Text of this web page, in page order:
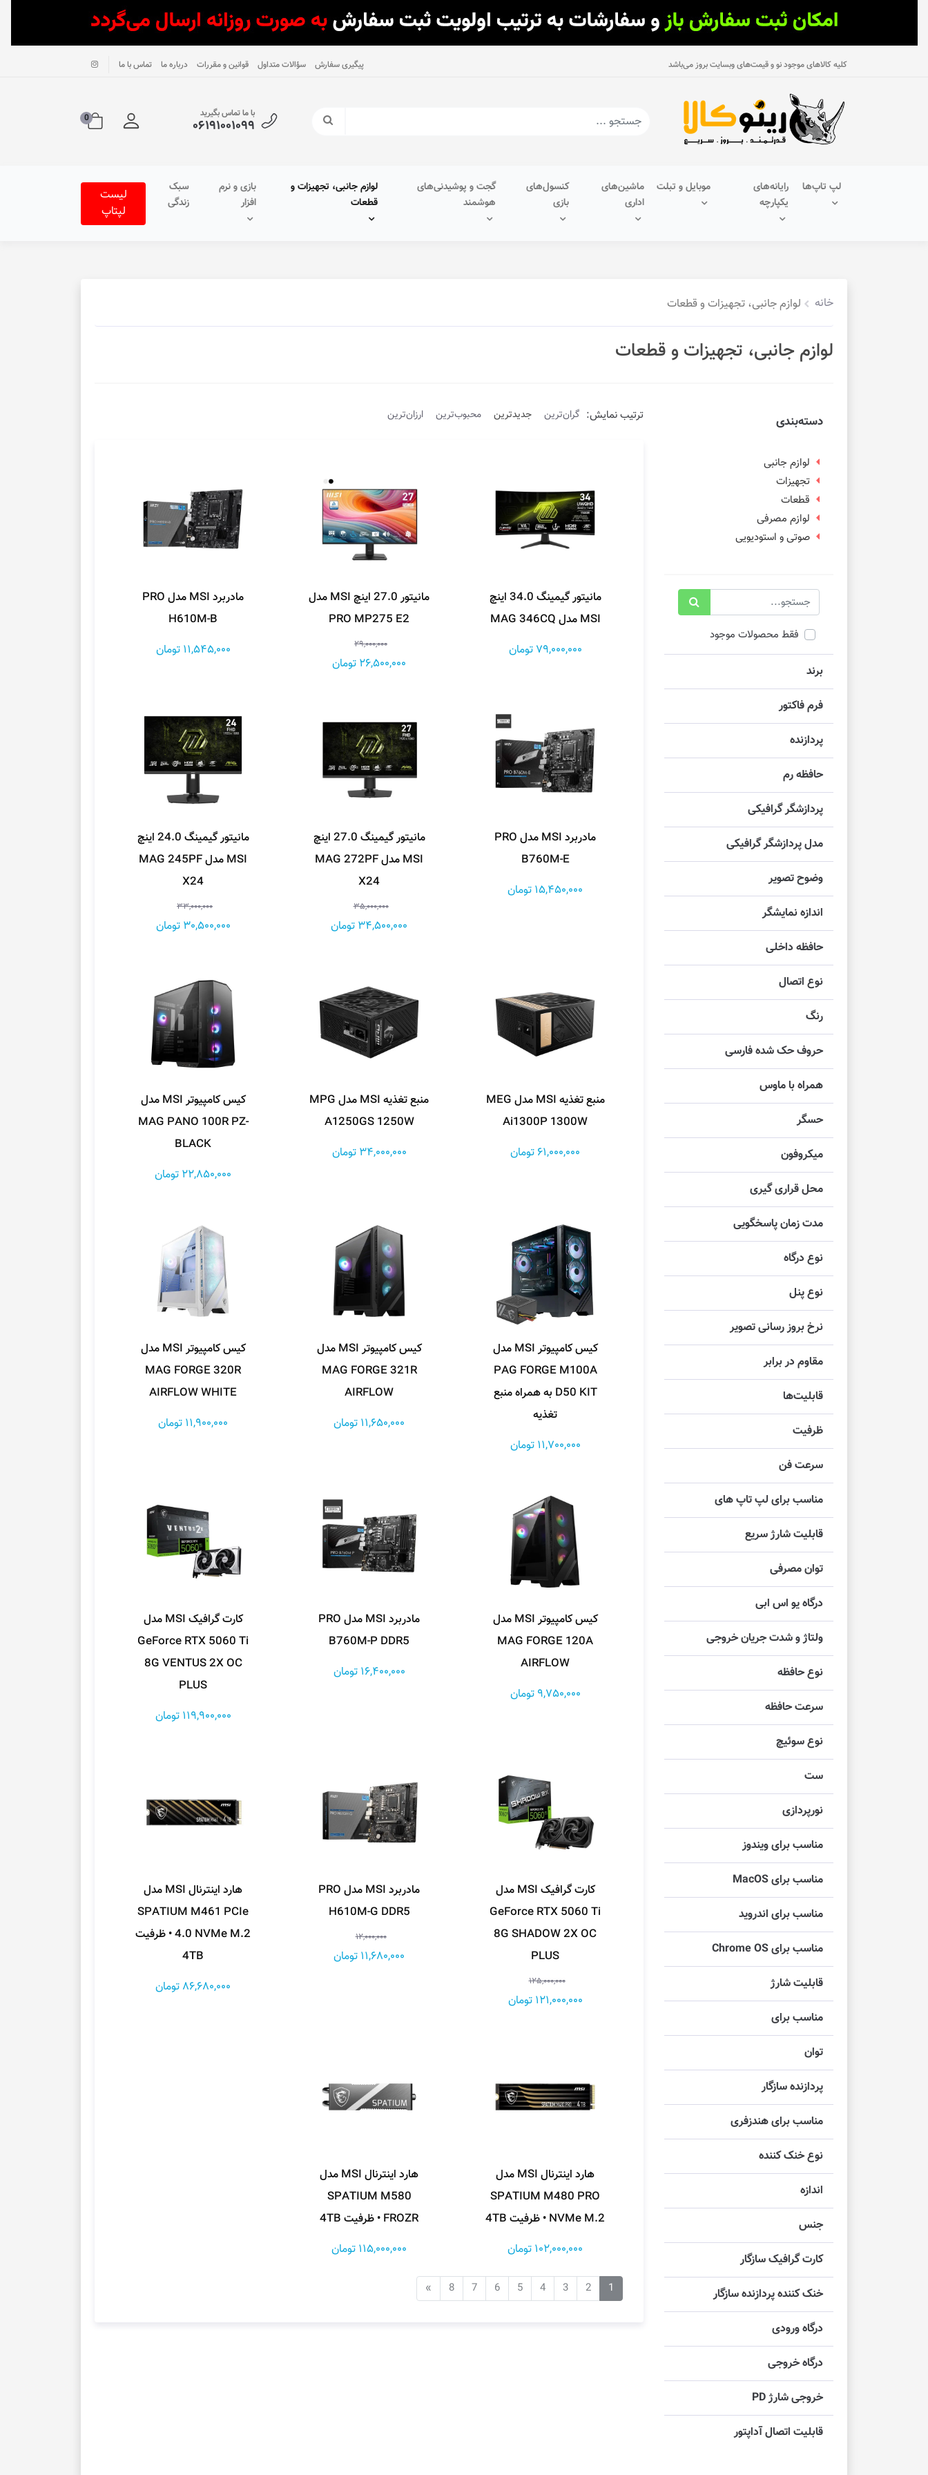
کلیه کالاهای موجود نو و قیمت‌های وبسایت بروز می‌باشد پیگیری سفارش سؤالات متداول قوانین و مقررات درباره ما تماس با ما
با ما تماس بگیرید
۰۶۱۹۱۰۰۱۰۹۹ 0
لپ تاپ‌ها
رایانه‌های
یکپارچه
موبایل و تبلت
ماشین‌های
اداری
کنسول‌های
بازی
گجت و پوشیدنی‌های
هوشمند
لوازم جانبی، تجهیزات و
قطعات
بازی و نرم
افزار
سبک
زندگی
لیست
لپتاپ
خانه لوازم جانبی، تجهیزات و قطعات
لوازم جانبی، تجهیزات و قطعات
دسته‌بندی
لوازم جانبی
تجهیزات
قطعات
لوازم مصرفی
صوتی و استودیویی
فقط محصولات موجود
برند
فرم فاکتور
پردازنده
حافظه رم
پردازشگر گرافیکی
مدل پردازشگر گرافیکی
وضوح تصویر
اندازه نمایشگر
حافظه داخلی
نوع اتصال
رنگ
حروف حک شده فارسی
همراه با ماوس
حسگر
میکروفون
محل قراری گیری
مدت زمان پاسخگویی
نوع درگاه
نوع پنل
نرخ بروز رسانی تصویر
مقاوم در برابر
قابلیت‌ها
ظرفیت
سرعت فن
مناسب برای لپ تاپ های
قابلیت شارژ سریع
توان مصرفی
درگاه یو اس ابی
ولتاژ و شدت جریان خروجی
نوع حافظه
سرعت حافظه
نوع سوئیچ
ست
نورپردازی
مناسب برای ویندوز
مناسب برای MacOS
مناسب برای اندروید
مناسب برای Chrome OS
قابلیت شارژ
مناسب برای
توان
پردازنده سازگار
مناسب برای هندزفری
نوع خنک کننده
اندازه
جنس
کارت گرافیک سازگار
خنک کننده پردازنده سازگار
درگاه ورودی
درگاه خروجی
خروجی شارژ PD
قابلیت اتصال آداپتور
ترتیب نمایش: گران‌ترین جدیدترین محبوب‌ترین ارزان‌ترین
مانیتور گیمینگ 34.0 اینچ
MSI مدل MAG 346CQ
79,000,000 تومان
مانیتور 27.0 اینچ MSI مدل
PRO MP275 E2
29,000,000
26,500,000 تومان
مادربرد MSI مدل PRO
H610M-B
11,545,000 تومان
مادربرد MSI مدل PRO
B760M-E
15,450,000 تومان
مانیتور گیمینگ 27.0 اینچ
MSI مدل MAG 272PF
X24
35,000,000
34,500,000 تومان
مانیتور گیمینگ 24.0 اینچ
MSI مدل MAG 245PF
X24
33,000,000
30,500,000 تومان
منبع تغذیه MSI مدل MEG
Ai1300P 1300W
61,000,000 تومان
منبع تغذیه MSI مدل MPG
A1250GS 1250W
34,000,000 تومان
کیس کامپیوتر MSI مدل
MAG PANO 100R PZ-
BLACK
22,850,000 تومان
کیس کامپیوتر MSI مدل
PAG FORGE M100A
D50 KIT به همراه منبع
تغذیه
11,700,000 تومان
کیس کامپیوتر MSI مدل
MAG FORGE 321R
AIRFLOW
11,650,000 تومان
کیس کامپیوتر MSI مدل
MAG FORGE 320R
AIRFLOW WHITE
11,900,000 تومان
کیس کامپیوتر MSI مدل
MAG FORGE 120A
AIRFLOW
9,750,000 تومان
مادربرد MSI مدل PRO
B760M-P DDR5
16,400,000 تومان
کارت گرافیک MSI مدل
GeForce RTX 5060 Ti
8G VENTUS 2X OC
PLUS
119,900,000 تومان
کارت گرافیک MSI مدل
GeForce RTX 5060 Ti
8G SHADOW 2X OC
PLUS
125,000,000
121,000,000 تومان
مادربرد MSI مدل PRO
H610M-G DDR5
12,000,000
11,680,000 تومان
هارد اینترنال MSI مدل
SPATIUM M461 PCIe
4.0 NVMe M.2 • ظرفیت
4TB
86,680,000 تومان
هارد اینترنال MSI مدل
SPATIUM M480 PRO
NVMe M.2 • ظرفیت 4TB
102,000,000 تومان
هارد اینترنال MSI مدل
SPATIUM M580
FROZR • ظرفیت 4TB
115,000,000 تومان
1
2
3
4
5
6
7
8
»